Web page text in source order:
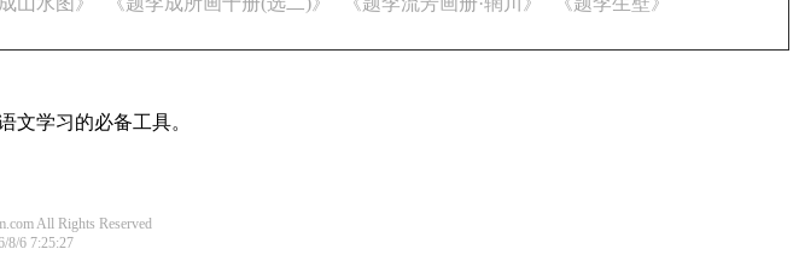
文学习的必备工具。
All Rights Reserved
8/6 7:25:27